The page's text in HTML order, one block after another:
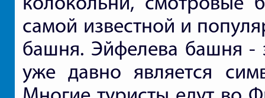
самой известной и
башня. Эйфелева башня -
уже давно является